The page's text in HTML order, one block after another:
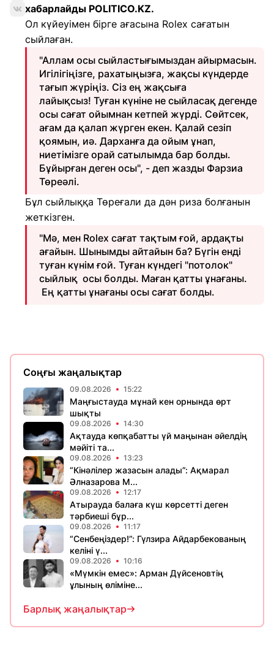
хабарлайды POLITICO.KZ.
Ол күйеуімен бірге ағасына Rolex сағатын
сыйлаған.
"Аллам осы сыйластығымыздан айырмасын.
Игілігіңізге, рахатыңызға, жақсы күндерде
тағып жүріңіз. Сіз ең жақсыға
лайықсыз! Туған күніне не сыйласақ дегенде
осы сағат ойымнан кетпей жүрді. Сөйтсек,
ағам да қалап жүрген екен. Қалай сезіп
қоямын, иә. Дарханға да ойым ұнап,
ниетімізге орай сатылымда бар болды.
Бұйырған деген осы", - деп жазды Фарзиа
Төреәлі.
Бұл сыйлыққа Төреғали да дән риза болғанын
жеткізген.
"Мә, мен Rolex сағат тақтым ғой, ардақты
ағайын. Шынымды айтайын ба? Бүгін енді
туған күнім ғой. Туған күндегі "потолок"
сыйлық осы болды. Маған қатты ұнағаны.
Ең қатты ұнағаны осы сағат болды.
Соңғы жаңалықтар
09.08.2026 15:22
Маңғыстауда мұнай кен орнында өрт
шықты
09.08.2026 14:30
Ақтауда көпқабатты үй маңынан әйелдің
мәйіті та...
09.08.2026 13:23
“Кінәлілер жазасын алады”: Ақмарал
Әлназарова М...
09.08.2026 12:17
Атырауда балаға күш көрсетті деген
тәрбиеші бұр...
09.08.2026 11:17
“Сенбеңіздер!”: Гүлзира Айдарбекованың
келіні ү...
09.08.2026 10:16
«Мүмкін емес»: Арман Дүйсеновтің
ұлының өліміне...
Барлық жаңалықтар